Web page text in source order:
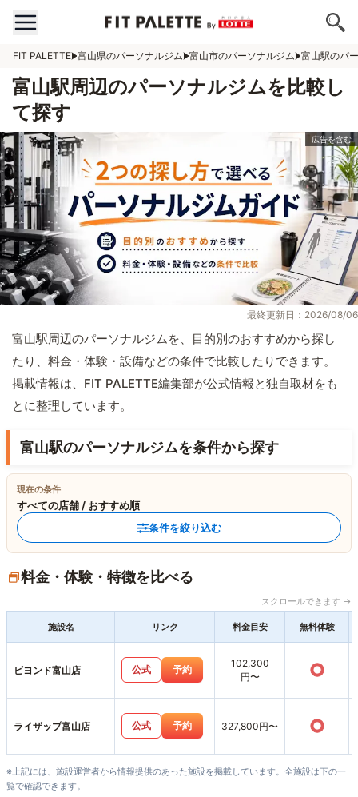
FIT PALETTE 富山県のパーソナルジム 富山市のパーソナルジム 富山駅のパ
富山駅周辺のパーソナルジムを比較し
て探す
最終更新日：2026/08/06
富山駅周辺のパーソナルジムを、目的別のおすすめから探し
たり、料金・体験・設備などの条件で比較したりできます。
掲載情報は、FIT PALETTE編集部が公式情報と独自取材をも
とに整理しています。
富山駅のパーソナルジムを条件から探す
現在の条件
すべての店舗 / おすすめ順
条件を絞り込む
料金・体験・特徴を比べる
スクロールできます →
施設名 リンク 料金目安 無料体験
ビヨンド富山店 公式 予約
102,300
円〜
○
ライザップ富山店 公式 予約 327,800円〜 ○
※上記には、施設運営者から情報提供のあった施設を掲載しています。全施設は下の一
覧で確認できます。